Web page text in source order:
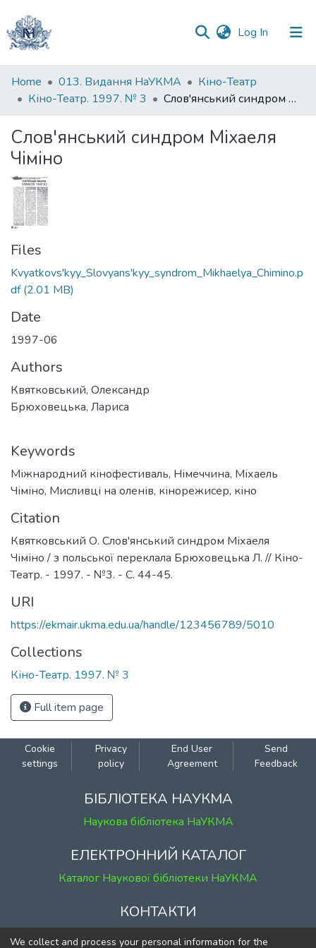
Log In (current)
Communities
&
All of DSpace
Statistics
Home 013. Видання НаУКМА
Кіно-Театр
Кіно-Театр. 1997. № 3
Слов'янський синдром Міхаеля Чіміно
Слов'янський синдром Міхаеля
Чіміно
Files
Kvyatkovs'kyy_Slovyans'kyy_syndrom_Mikhaelya_Chimino.p
df(2.01 MB)
Date
1997-06
Authors
Квятковський, Олександр
Брюховецька, Лариса
Keywords
Міжнародний кінофестиваль, Німеччина, Міхаель
Чіміно, Мисливці на оленів, кінорежисер, кіно
Citation
Квятковський О. Слов'янський синдром Міхаеля
Чіміно / з польської переклала Брюховецька Л. // Кіно-
Театр. - 1997. - №3. - С. 44-45.
URI
https://ekmair.ukma.edu.ua/handle/123456789/5010
Collections
Кіно-Театр. 1997. № 3
Full item page
Cookie
settings
Privacy
policy
End User
Agreement
Send
Feedback
БІБЛІОТЕКА НАУКМА
Наукова бібліотека НаУКМА
ЕЛЕКТРОННИЙ КАТАЛОГ
Каталог Наукової бібліотеки НаУКМА
КОНТАКТИ
м. Київ, вул. Григорія Сковороди, 2
We collect and process your personal information for the